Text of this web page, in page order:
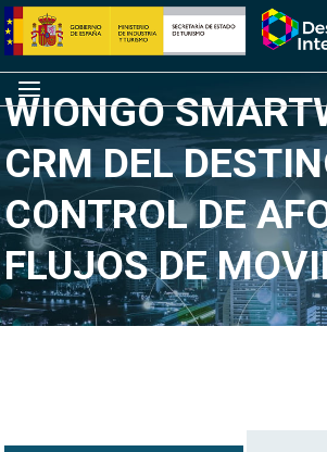
Saltar
al
contenido
Inicio
Menú
WIONGO
CRM DEL
CONTROL DE
FLUJOS DE